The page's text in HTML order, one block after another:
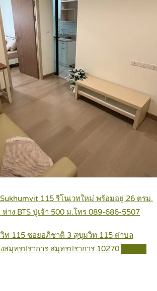
115 รีโนเวทใหม่ พร้อมอยู่ 26 ตรม.
าง BTS ปู่เจ้า 500 ม.โทร 089-686-5507
ท 115 ซอยอภิชาติ 3 สุขุมวิท 115 ตำบล
สมุทรปราการ สมุทรปราการ 10270